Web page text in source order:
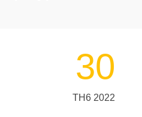
30
TH6 2022